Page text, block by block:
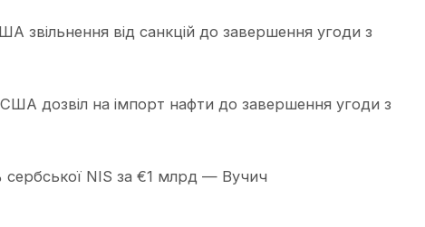
звільнення від санкцій до завершення угоди з
дозвіл на імпорт нафти до завершення угоди з
сербської NIS за €1 млрд — Вучич